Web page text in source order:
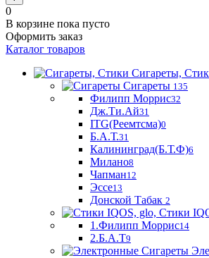
0
В корзине пока пусто
Оформить заказ
Каталог товаров
Сигареты,
Сигареты 135
Филипп Моррис32
Дж.Ти.Ай31
ITG(Реемтсма)0
Б.А.Т.31
Калининград(Б.Т.Ф)6
Милано8
Чапман12
Эссе13
Донской Табак 2
Стики
1.Филипп Моррис14
2.Б.А.Т9